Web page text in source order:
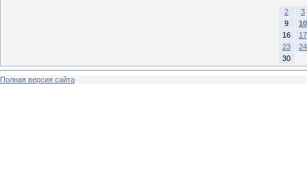
2
3
9
10
16
17
23
24
30
Полная версия сайта